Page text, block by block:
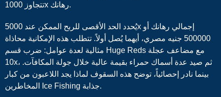
تتجاوز 1000x رهانك.
يُحدد الحد الأقصى للربح الممكن عند 5000x إجمالي رهانك أو
500000 جنيه مصري، أيهما يُصل أولاً. تتطلب هذه الإمكانية محاذاة
مثالية لعدة عوامل: ضرب قسم Huge Reds مع مضاعف عجلة
10x، ثم صيد عدة أسماك حمراء بقيمة عالية خلال جولة المكافآت.
بينما نادر إحصائياً، توضح هذه السقوف لماذا يجد اللاعبون من كبار
المخاطرين Ice Fishing جذابة.